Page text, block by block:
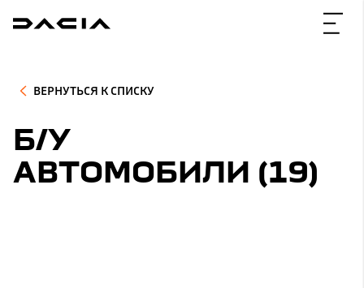
ВЕРНУТЬСЯ К СПИСКУ
Б/У
АВТОМОБИЛИ (19)